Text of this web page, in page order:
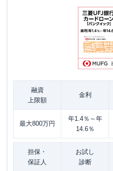
融資
上限額
金利
最大800万円
年1.4％～年
14.6％
担保・
保証人
お試し
診断